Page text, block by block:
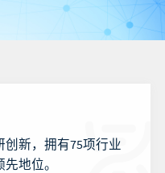
新，拥有75项行业
地位。